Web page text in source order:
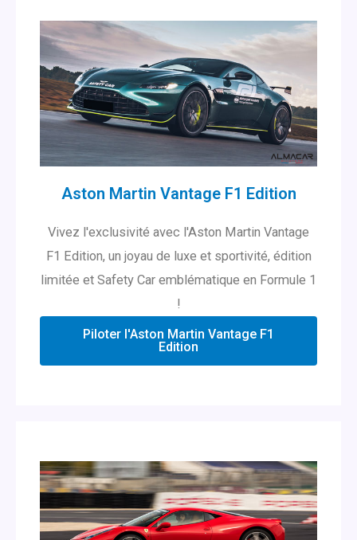
Aston Martin Vantage F1 Edition
Vivez l'exclusivité avec l'Aston Martin Vantage
F1 Edition, un joyau de luxe et sportivité, édition
limitée et Safety Car emblématique en Formule 1
!
Piloter l'Aston Martin Vantage F1
Edition